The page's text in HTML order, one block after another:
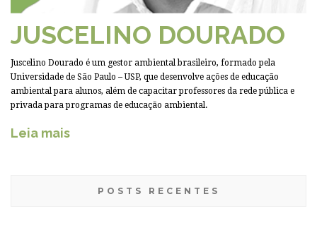
JUSCELINO DOURADO
Juscelino Dourado é um gestor ambiental brasileiro, formado pela
Universidade de São Paulo – USP, que desenvolve ações de educação
ambiental para alunos, além de capacitar professores da rede pública e
privada para programas de educação ambiental.
Leia mais
POSTS RECENTES